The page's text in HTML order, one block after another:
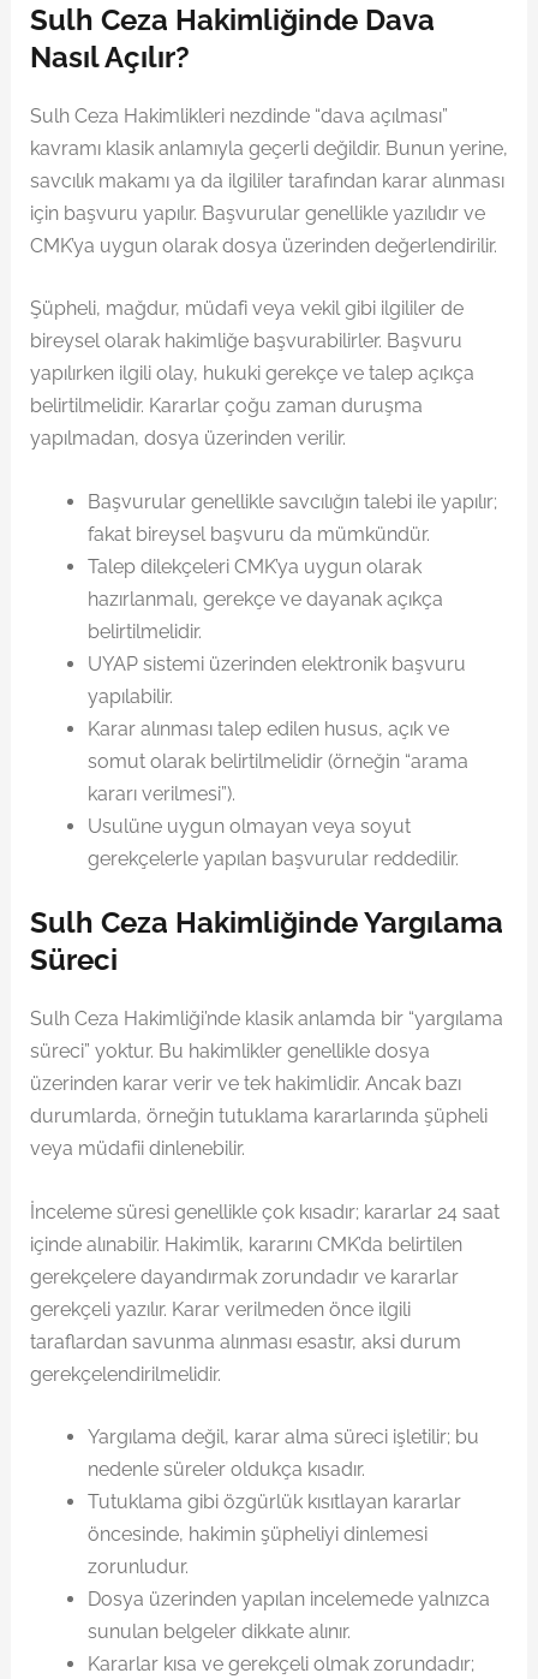
Sulh Ceza Hakimliğinde Dava
Nasıl Açılır?
Sulh Ceza Hakimlikleri nezdinde “dava açılması”
kavramı klasik anlamıyla geçerli değildir. Bunun yerine,
savcılık makamı ya da ilgililer tarafından karar alınması
için başvuru yapılır. Başvurular genellikle yazılıdır ve
CMK’ya uygun olarak dosya üzerinden değerlendirilir.
Şüpheli, mağdur, müdafi veya vekil gibi ilgililer de
bireysel olarak hakimliğe başvurabilirler. Başvuru
yapılırken ilgili olay, hukuki gerekçe ve talep açıkça
belirtilmelidir. Kararlar çoğu zaman duruşma
yapılmadan, dosya üzerinden verilir.
Başvurular genellikle savcılığın talebi ile yapılır;
fakat bireysel başvuru da mümkündür.
Talep dilekçeleri CMK’ya uygun olarak
hazırlanmalı, gerekçe ve dayanak açıkça
belirtilmelidir.
UYAP sistemi üzerinden elektronik başvuru
yapılabilir.
Karar alınması talep edilen husus, açık ve
somut olarak belirtilmelidir (örneğin “arama
kararı verilmesi”).
Usulüne uygun olmayan veya soyut
gerekçelerle yapılan başvurular reddedilir.
Sulh Ceza Hakimliğinde Yargılama
Süreci
Sulh Ceza Hakimliği’nde klasik anlamda bir “yargılama
süreci” yoktur. Bu hakimlikler genellikle dosya
üzerinden karar verir ve tek hakimlidir. Ancak bazı
durumlarda, örneğin tutuklama kararlarında şüpheli
veya müdafii dinlenebilir.
İnceleme süresi genellikle çok kısadır; kararlar 24 saat
içinde alınabilir. Hakimlik, kararını CMK’da belirtilen
gerekçelere dayandırmak zorundadır ve kararlar
gerekçeli yazılır. Karar verilmeden önce ilgili
taraflardan savunma alınması esastır, aksi durum
gerekçelendirilmelidir.
Yargılama değil, karar alma süreci işletilir; bu
nedenle süreler oldukça kısadır.
Tutuklama gibi özgürlük kısıtlayan kararlar
öncesinde, hakimin şüpheliyi dinlemesi
zorunludur.
Dosya üzerinden yapılan incelemede yalnızca
sunulan belgeler dikkate alınır.
Kararlar kısa ve gerekçeli olmak zorundadır;